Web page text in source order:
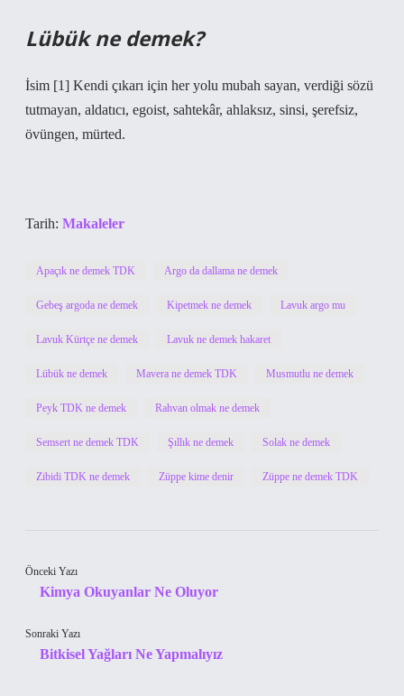
Lübük ne demek?
İsim [1] Kendi çıkarı için her yolu mubah sayan, verdiği sözü
tutmayan, aldatıcı, egoist, sahtekâr, ahlaksız, sinsi, şerefsiz,
övüngen, mürted.
Tarih: Makaleler
Apaçık ne demek TDK Argo da dallama ne demek
Gebeş argoda ne demek Kipetmek ne demek Lavuk argo mu
Lavuk Kürtçe ne demek Lavuk ne demek hakaret
Lübük ne demek Mavera ne demek TDK Musmutlu ne demek
Peyk TDK ne demek Rahvan olmak ne demek
Semsert ne demek TDK Şıllık ne demek Solak ne demek
Zibidi TDK ne demek Züppe kime denir Züppe ne demek TDK
Önceki Yazı
Kimya Okuyanlar Ne Oluyor
Sonraki Yazı
Bitkisel Yağları Ne Yapmalıyız